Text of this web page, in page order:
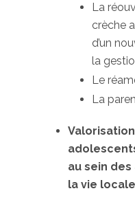
La
crèche
d’un
la
Le
La
au sein
la vie locale